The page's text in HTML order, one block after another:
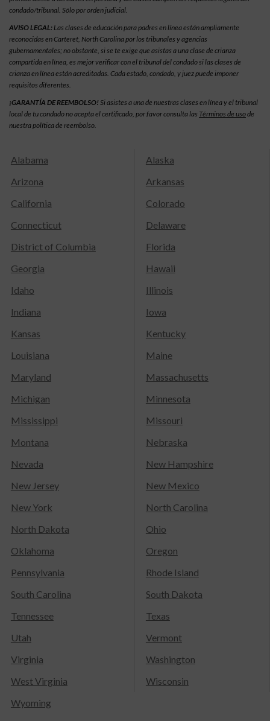
condado/tribunal. Sólo por orden judicial.
AVISO LEGAL:Las clases de educación para padres en línea están ampliamente
reconocidas en Carteret, North Carolina por los tribunales y agencias
gubernamentales; no obstante, si se te exige que asistas a una clase de crianza
compartida en línea, es mejor verificar con el tribunal del condado si las clases de
crianza en línea están acreditadas. Cada estado, condado, y juez puede imponer
requisitos diferentes.
¡GARANTÍA DE REEMBOLSO! Si asistes a una de nuestras clases en línea y el tribunal
local de tu condado no acepta el certificado, por favor consulta las Términos de usode
nuestra política de reembolso.
Alabama
Alaska
Arizona
Arkansas
California
Colorado
Connecticut
Delaware
District of Columbia
Florida
Georgia
Hawaii
Idaho
Illinois
Indiana
Iowa
Kansas
Kentucky
Louisiana
Maine
Maryland
Massachusetts
Michigan
Minnesota
Mississippi
Missouri
Montana
Nebraska
Nevada
New Hampshire
New Jersey
New Mexico
New York
North Carolina
North Dakota
Ohio
Oklahoma
Oregon
Pennsylvania
Rhode Island
South Carolina
South Dakota
Tennessee
Texas
Utah
Vermont
Virginia
Washington
West Virginia
Wisconsin
Wyoming